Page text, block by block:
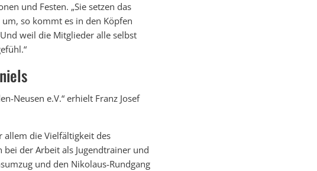
und Festen. „Sie setzen das
so kommt es in den Köpfen
weil die Mitglieder alle selbst
Neusen e.V.“ erhielt Franz Josef
allem die Vielfältigkeit des
bei der Arbeit als Jugendtrainer und
und den Nikolaus-Rundgang